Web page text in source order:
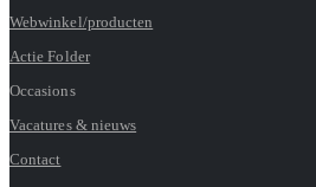
Webwinkel/producten
Actie Folder
Occasions
Vacatures & nieuws
Contact